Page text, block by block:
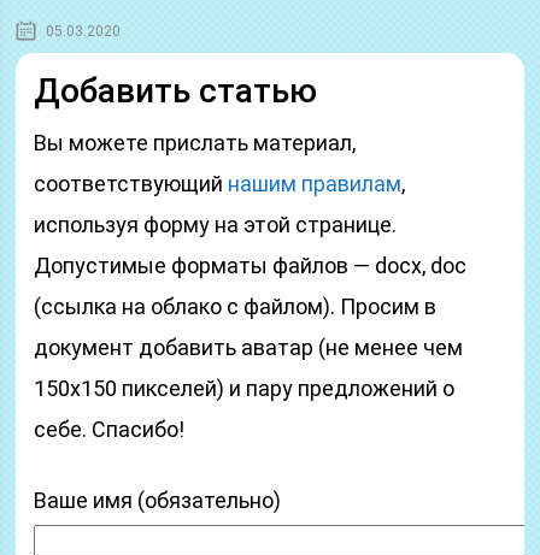
05.03.2020
Добавить статью
Вы можете прислать материал,
соответствующий нашим правилам,
используя форму на этой странице.
Допустимые форматы файлов — docx, doc
(ссылка на облако с файлом). Просим в
документ добавить аватар (не менее чем
150х150 пикселей) и пару предложений о
себе. Спасибо!
Ваше имя (обязательно)